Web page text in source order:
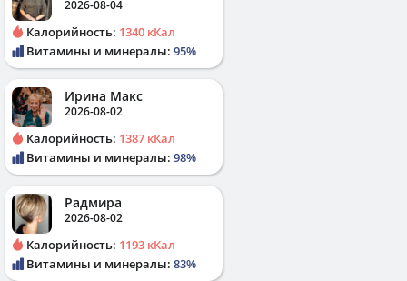
2026-08-04
Калорийность: 1340 кКал
Витамины и минералы: 95%
Ирина Макс
2026-08-02
Калорийность: 1387 кКал
Витамины и минералы: 98%
Радмира
2026-08-02
Калорийность: 1193 кКал
Витамины и минералы: 83%